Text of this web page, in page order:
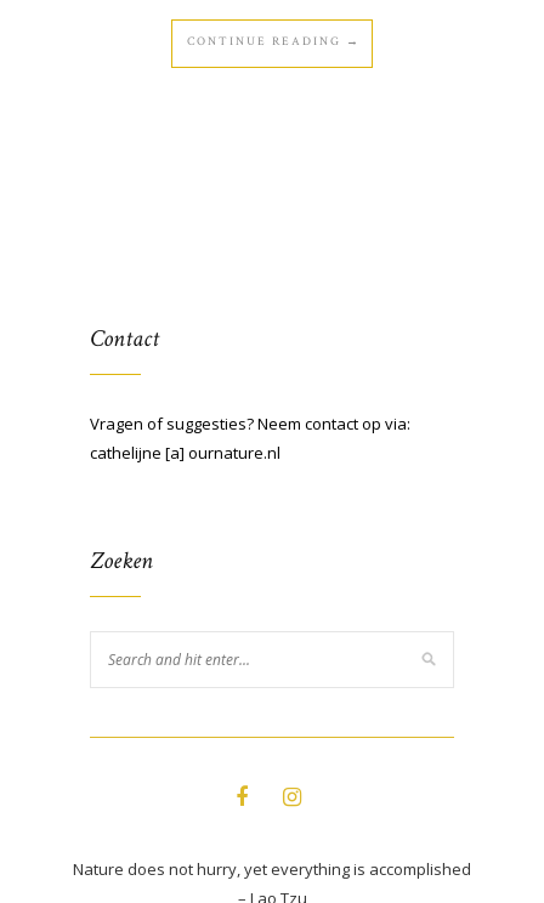
CONTINUE READING →
Contact
Vragen of suggesties? Neem contact op via:
cathelijne [a] ournature.nl
Zoeken
Nature does not hurry, yet everything is accomplished
– Lao Tzu